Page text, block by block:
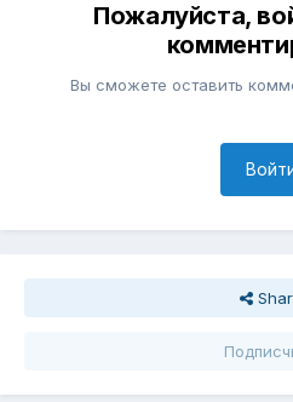
Пожалуйста,
Вы сможете оставить